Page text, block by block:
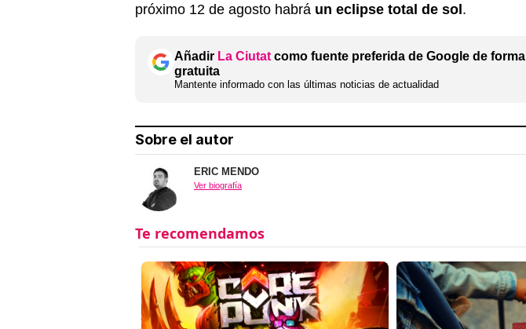
próximo 12 de agosto habrá un eclipse total de sol.
Añadir La Ciutat como fuente preferida de Google de forma
gratuita
Mantente informado con las últimas noticias de actualidad
Sobre el autor
ERIC MENDO
Ver biografía